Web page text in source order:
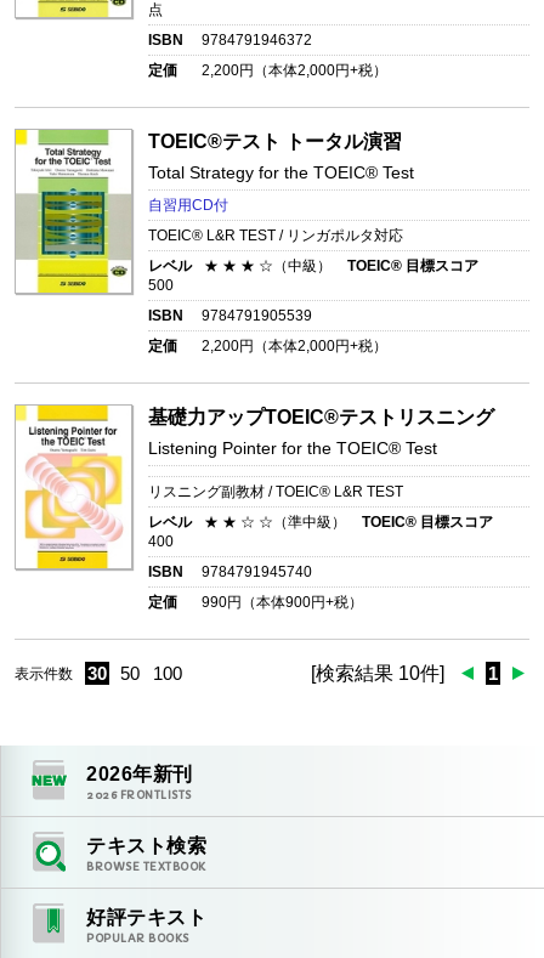
点
ISBN
9784791946372
定価
2,200円（本体2,000円+税）
TOEIC®テスト トータル演習
Total Strategy for the TOEIC® Test
自習用CD付
TOEIC® L&R TEST / リンガポルタ対応
レベル
★ ★ ★ ☆（中級）
TOEIC® 目標スコア
500
ISBN
9784791905539
定価
2,200円（本体2,000円+税）
基礎力アップTOEIC®テストリスニング
Listening Pointer for the TOEIC® Test
リスニング副教材 / TOEIC® L&R TEST
レベル
★ ★ ☆ ☆（準中級）
TOEIC® 目標スコア
400
ISBN
9784791945740
定価
990円（本体900円+税）
表示件数 30 50 100 [検索結果 10件] 1
2026年新刊
2026FRONTLISTS
テキスト検索
BROWSE TEXTBOOK
好評テキスト
POPULAR BOOKS